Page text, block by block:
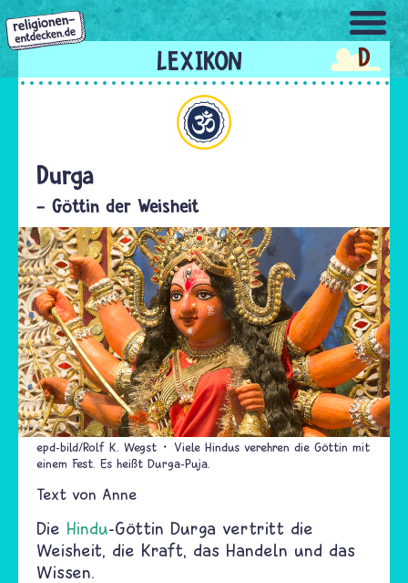
Direkt
zum
Inhalt
D
Durga
- Göttin der Weisheit
epd-bild/Rolf K. Wegst
Viele Hindus verehren die Göttin mit
einem Fest. Es heißt Durga-Puja.
Text von Anne
Die Hindu-Göttin Durga vertritt die
Weisheit, die Kraft, das Handeln und das
Wissen.